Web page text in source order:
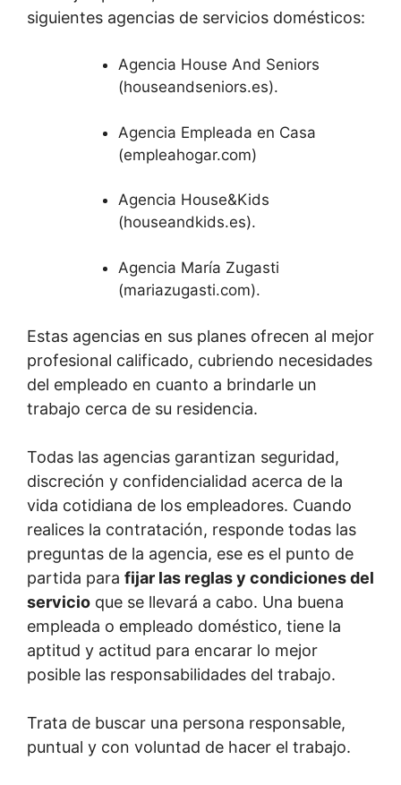
siguientes agencias de servicios domésticos:
Agencia House And Seniors
(houseandseniors.es).
Agencia Empleada en Casa
(empleahogar.com)
Agencia House&Kids
(houseandkids.es).
Agencia María Zugasti
(mariazugasti.com).
Estas agencias en sus planes ofrecen al mejor
profesional calificado, cubriendo necesidades
del empleado en cuanto a brindarle un
trabajo cerca de su residencia.
Todas las agencias garantizan seguridad,
discreción y confidencialidad acerca de la
vida cotidiana de los empleadores. Cuando
realices la contratación, responde todas las
preguntas de la agencia, ese es el punto de
partida para fijar las reglas y condiciones del
servicio que se llevará a cabo. Una buena
empleada o empleado doméstico, tiene la
aptitud y actitud para encarar lo mejor
posible las responsabilidades del trabajo.
Trata de buscar una persona responsable,
puntual y con voluntad de hacer el trabajo.